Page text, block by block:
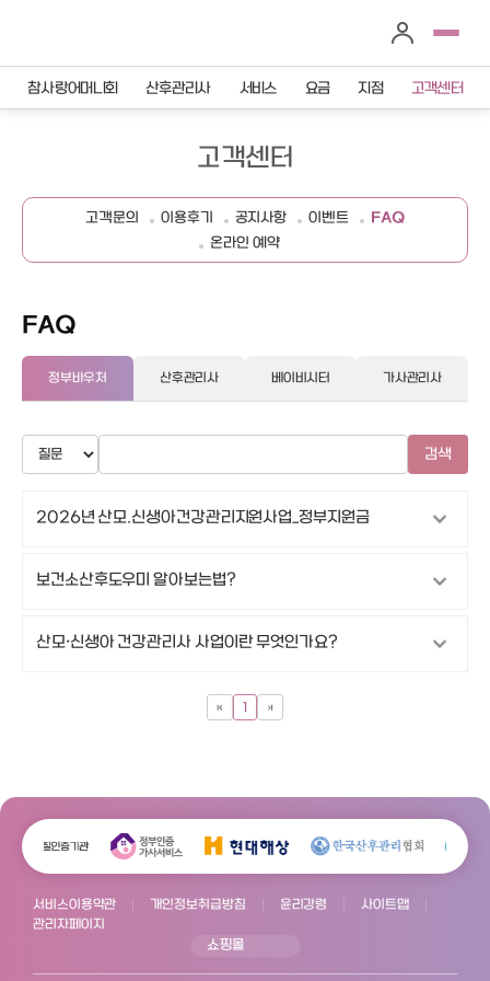
참사랑어머니회 산후관리사 서비스 요금 지점 고객센터
고객센터
고객문의 이용후기 공지사항 이벤트
FAQ
온라인 예약
FAQ
정부바우처 산후관리사 베이비시터 가사관리사
검색
2026년 산모.신생아건강관리지원사업_정부지원금
보건소산후도우미 알아보는법?
산모·신생아 건강관리사 사업이란 무엇인가요?
1
서비스이용약관 개인정보취급방침 윤리강령
사이트맵
관리자페이지
쇼핑몰